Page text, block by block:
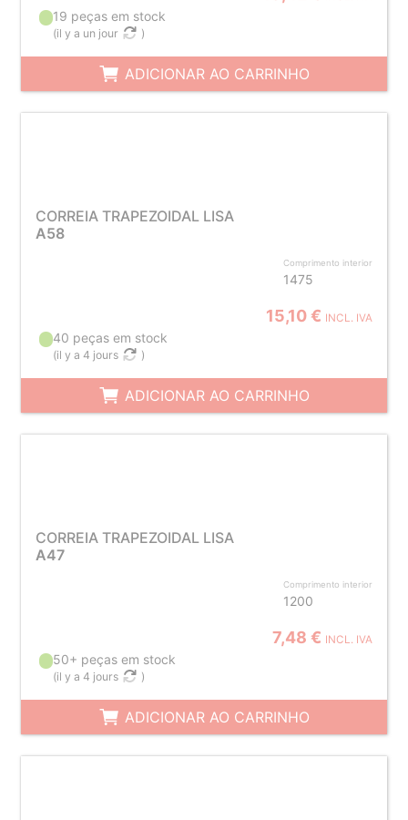
19 peças em stock
(il y a un jour )
ADICIONAR AO CARRINHO
CORREIA TRAPEZOIDAL LISA
A58
Comprimento interior
1475
15,10 € INCL. IVA
40 peças em stock
(il y a 4 jours )
ADICIONAR AO CARRINHO
CORREIA TRAPEZOIDAL LISA
A47
Comprimento interior
1200
7,48 € INCL. IVA
50+ peças em stock
(il y a 4 jours )
ADICIONAR AO CARRINHO